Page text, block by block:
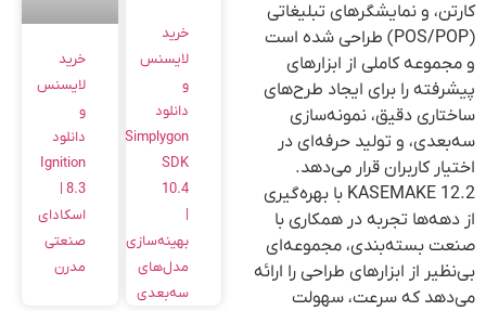
کارتن، و نمایشگرهای تبلیغاتی
(POS/POP) طراحی شده است
و مجموعه کاملی از ابزارهای
پیشرفته را برای ایجاد طرح‌های
ساختاری دقیق، نمونه‌سازی
سه‌بعدی، و تولید حرفه‌ای در
اختیار کاربران قرار می‌دهد.
KASEMAKE 12.2 با بهره‌گیری
از دهه‌ها تجربه در همکاری با
صنعت بسته‌بندی، مجموعه‌ای
بی‌نظیر از ابزارهای طراحی را ارائه
می‌دهد که سرعت، سهولت
خرید
لایسنس
و
دانلود
Simplygon
SDK
10.4
بهینه‌سازی
مدل‌های
سه‌بعدی
خرید
لایسنس
و
دانلود
Ignition
اسکادای
صنعتی
مدرن